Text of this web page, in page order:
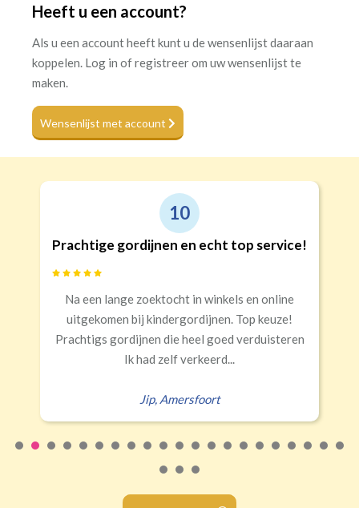
Heeft u een account?
Als u een account heeft kunt u de wensenlijst daaraan
koppelen. Log in of registreer om uw wensenlijst te
maken.
Wensenlijst met account
10
Prachtige gordijnen en echt top service!
Na een lange zoektocht in winkels en online
uitgekomen bij kindergordijnen. Top keuze!
Prachtigs gordijnen die heel goed verduisteren
Ik had zelf verkeerd...
Jip, Amersfoort